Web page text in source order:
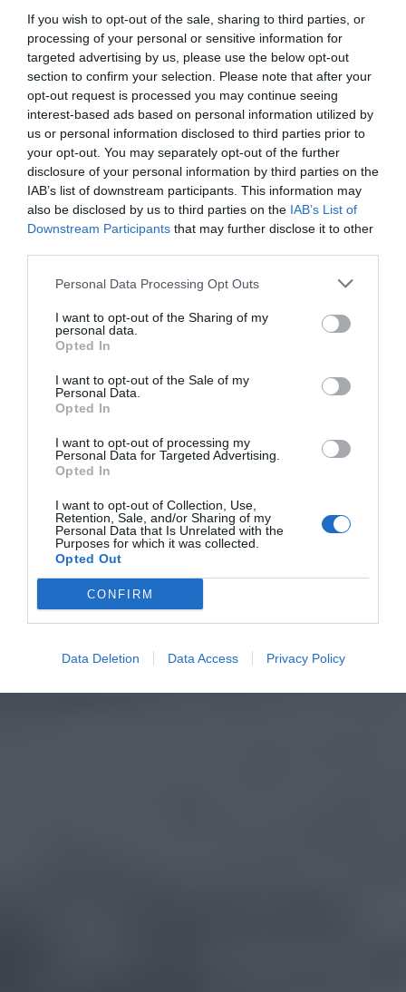
If you wish to opt-out of the sale, sharing to third parties, or
processing of your personal or sensitive information for
targeted advertising by us, please use the below opt-out
section to confirm your selection. Please note that after your
opt-out request is processed you may continue seeing
interest-based ads based on personal information utilized by
us or personal information disclosed to third parties prior to
your opt-out. You may separately opt-out of the further
disclosure of your personal information by third parties on the
IAB’s list of downstream participants. This information may
also be disclosed by us to third parties on the IAB’s List of
Downstream Participants that may further disclose it to other
Personal Data Processing Opt Outs
I want to opt-out of the Sharing of my
personal data.
Opted In
I want to opt-out of the Sale of my
Personal Data.
Opted In
I want to opt-out of processing my
Personal Data for Targeted Advertising.
Opted In
I want to opt-out of Collection, Use,
Retention, Sale, and/or Sharing of my
Personal Data that Is Unrelated with the
Purposes for which it was collected.
Opted Out
CONFIRM
Data Deletion Data Access Privacy Policy